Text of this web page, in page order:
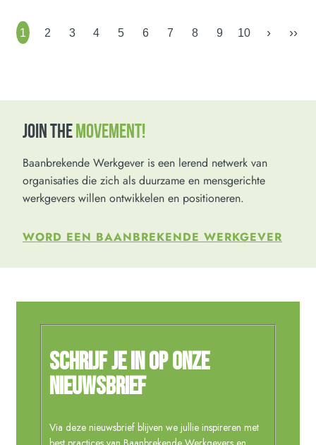
1 2 3 4 5 6 7 8 9 10 › ››
JOIN THEMOVEMENT!
Baanbrekende Werkgever is een lerend netwerk van
organisaties die zich als duurzame en mensgerichte
werkgevers willen ontwikkelen en positioneren.
WORD EEN BAANBREKENDE WERKGEVER